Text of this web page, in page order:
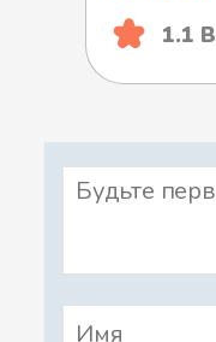
1.1 B